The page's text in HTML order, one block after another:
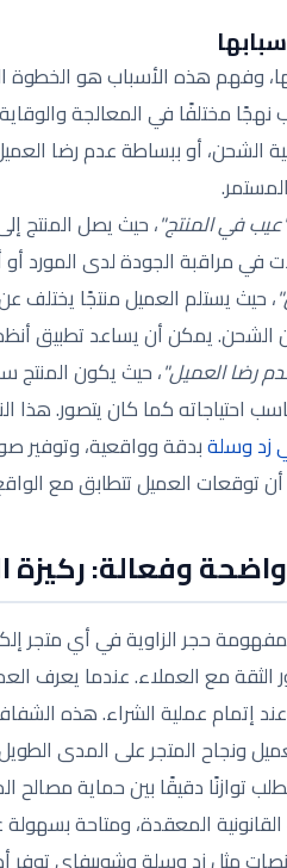
وفهم هذه الأسباب هو
نهجًا مختلفًا في المعالجة
الشحن، أو ببساطة عدم رضا
"عيب في المنتج"، حيث يصل المنتج
في مراقبة الجودة لدى المورد أو
، حيث يستلم العميل منتجًا يختلف
الشحن. يمكن أن يساعد تطبيق
رضا العميل"، حيث يكون المنتج
احتياجاته كما كان يتصور.
زد وسلةبدقة وواقعية، وتوفير
أن توقعات العميل تتطابق مع
وفعالة: ركيزة
حجر الزاوية في أي متجر
مع العملاء. عندما يعرف
عند إتمام عملية الشراء. هذه
ونجاح المتجر على المدى
توازنًا دقيقًا بين حماية مصالح
المعقدة، ومتاحة